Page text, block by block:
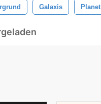
Galaxis Planet